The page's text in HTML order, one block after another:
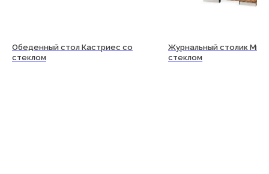
Обеденный стол Кастриес со
стеклом
Журнальный столик
стеклом